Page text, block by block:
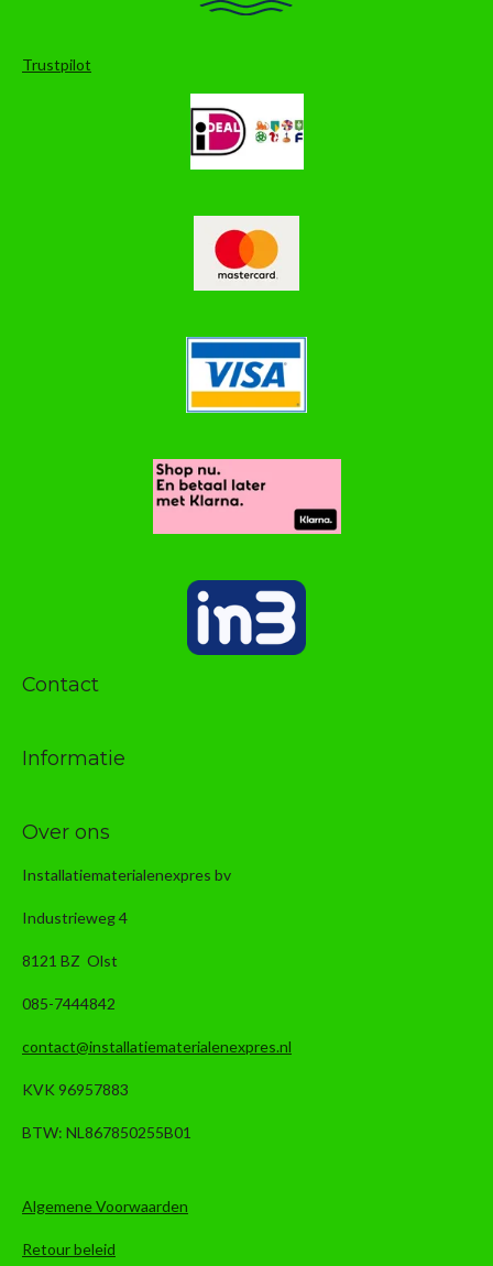
Trustpilot
Contact
Informatie
Over ons
Installatiematerialenexpres bv
Industrieweg 4
8121 BZ Olst
085-7444842
contact@installatiematerialenexpres.nl
KVK 96957883
BTW: NL867850255B01
Algemene Voorwaarden
Retour beleid